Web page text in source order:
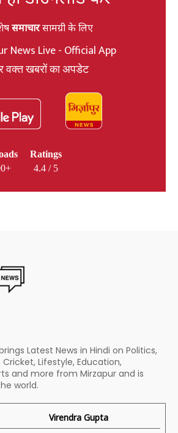
समाचारसामग्री के लिए
News Live - Official App
वक्त खबरों का अपडेट
Ratings
4.4 / 5
Latest News in Hindi on Politics,
Cricket, Lifestyle, Education,
and more from Mirzapur and is
world.
Virendra Gupta